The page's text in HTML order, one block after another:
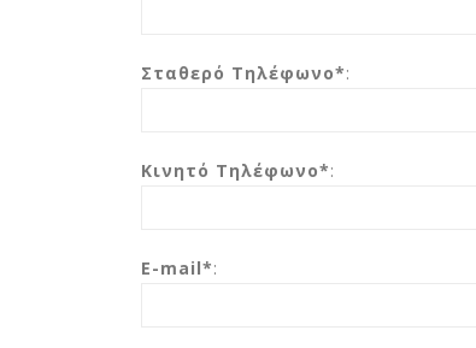
Σταθερό Τηλέφωνο*:
Κινητό Τηλέφωνο*:
E-mail*: